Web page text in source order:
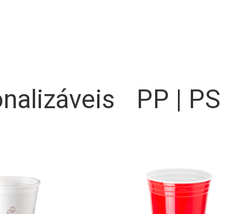
PP | PS